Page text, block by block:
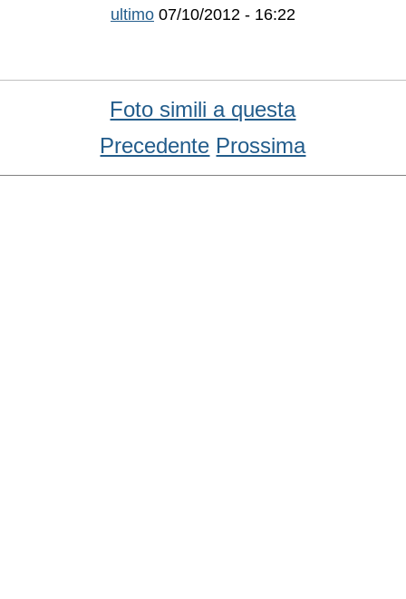
ultimo 07/10/2012 - 16:22
Foto simili a questa
Precedente Prossima